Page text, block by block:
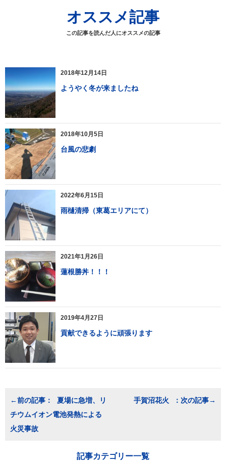
オススメ記事
この記事を読んだ人にオススメの記事
2018年12月14日
ようやく冬が来ましたね
2018年10月5日
台風の悲劇
2022年6月15日
雨樋清掃（東葛エリアにて）
2021年1月26日
蓮根勝丼！！！
2019年4月27日
貢献できるように頑張ります
ナ
ビ
夏場に急増、リ
チウムイオン電池発熱による
火災事故
手賀沼花火
記事カテゴリー一覧